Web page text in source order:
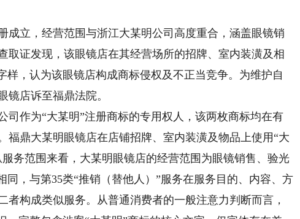
立，经营范围与浙江大某明公司高度重合，涵盖眼镜销
取证发现，该眼镜店在其经营场所的招牌、室内装潢及相
样，认为该眼镜店构成商标侵权及不正当竞争。为维护自
镜店诉至福鼎法院。
作为“大某明”注册商标的专用权人，该两枚商标均在有
福鼎大某明眼镜店在店铺招牌、室内装潢及物品上使用“大
务范围来看，大某明眼镜店的经营范围为眼镜销售、验光
同，与第35类“推销（替他人）”服务在服务目的、内容、方
者构成类似服务。从普通消费者的一般注意力判断而言，